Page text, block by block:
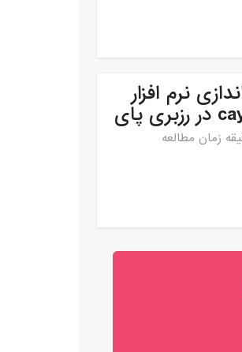
نرم افزار